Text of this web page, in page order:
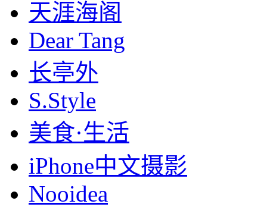
天涯海阁
Dear Tang
长亭外
S.Style
美食·生活
iPhone中文摄影
Nooidea